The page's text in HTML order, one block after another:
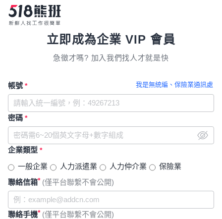
立即成為企業 VIP 會員
急徵才嗎? 加入我們找人才就是快
我是無統編、保險業通訊處
帳號 *
密碼 *
企業類型 *
一般企業 人力派遣業 人力仲介業
保險業
聯絡信箱* (僅平台聯繫不會公開)
聯絡手機* (僅平台聯繫不會公開)